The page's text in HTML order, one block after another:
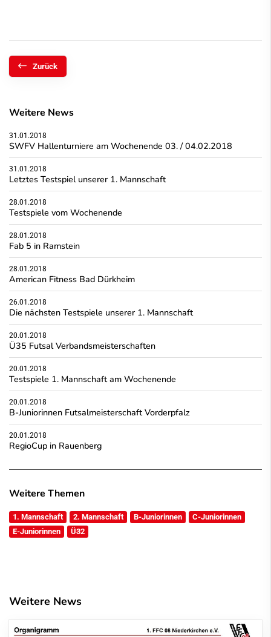
Zurück
Weitere News
31.01.2018
SWFV Hallenturniere am Wochenende 03. / 04.02.2018
31.01.2018
Letztes Testspiel unserer 1. Mannschaft
28.01.2018
Testspiele vom Wochenende
28.01.2018
Fab 5 in Ramstein
28.01.2018
American Fitness Bad Dürkheim
26.01.2018
Die nächsten Testspiele unserer 1. Mannschaft
20.01.2018
Ü35 Futsal Verbandsmeisterschaften
20.01.2018
Testspiele 1. Mannschaft am Wochenende
20.01.2018
B-Juniorinnen Futsalmeisterschaft Vorderpfalz
20.01.2018
RegioCup in Rauenberg
Weitere Themen
1. Mannschaft 2. Mannschaft B-Juniorinnen
C-Juniorinnen
E-Juniorinnen
Ü32
Weitere News